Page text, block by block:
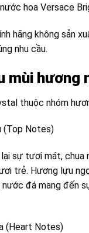
hoa Versace
hãng không sản
nhu cầu.
mùi hương
thuộc nhóm
(Top Notes)
sự tươi mát,
trẻ. Hương lựu
đá mang đến
(Heart Notes)